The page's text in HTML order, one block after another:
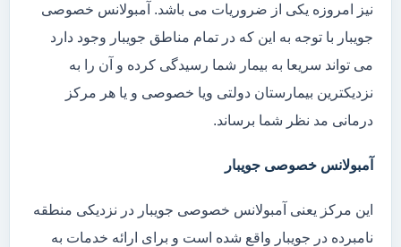
نیز امروزه یکی از ضروریات می باشد. آمبولانس خصوصی
جویبار با توجه به این که در تمام مناطق جویبار وجود دارد
می تواند سریعا به بیمار شما رسیدگی کرده و آن را به
نزدیکترین بیمارستان دولتی ویا خصوصی و یا هر مرکز
درمانی مد نظر شما برساند.
آمبولانس خصوصی جویبار
این مرکز یعنی آمبولانس خصوصی جویبار در نزدیکی منطقه
نامبرده در جویبار واقع شده است و برای ارائه خدمات به